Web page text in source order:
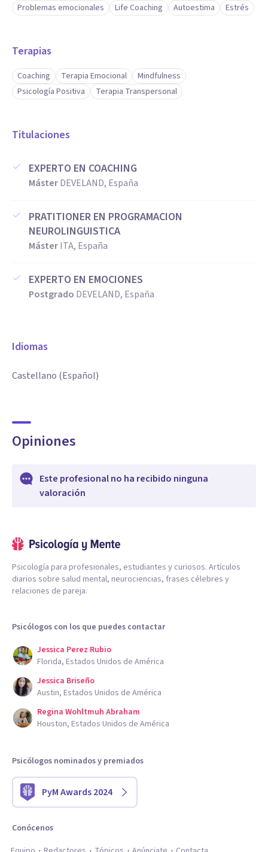
Problemas emocionales Life Coaching Autoestima Estrés
Terapias
Coaching Terapia Emocional
Mindfulness
Psicología Positiva
Terapia Transpersonal
Titulaciones
EXPERTO EN COACHING
MásterDEVELAND, España
PRATITIONER EN PROGRAMACION
NEUROLINGUISTICA
MásterITA, España
EXPERTO EN EMOCIONES
Postgrado DEVELAND, España
Idiomas
Castellano (Español)
Opiniones
Este profesional no ha recibido ninguna
valoración
Psicología para profesionales, estudiantes y curiosos. Artículos
diarios sobre salud mental, neurociencias, frases célebres y
relaciones de pareja.
Psicólogos con los que puedes contactar
Jessica Perez Rubio
Florida, Estados Unidos de América
Jessica Briseño
Austin, Estados Unidos de América
Regina Wohltmuh Abraham
Houston, Estados Unidos de América
Psicólogos nominados y premiados
PyM Awards 2024
Conócenos